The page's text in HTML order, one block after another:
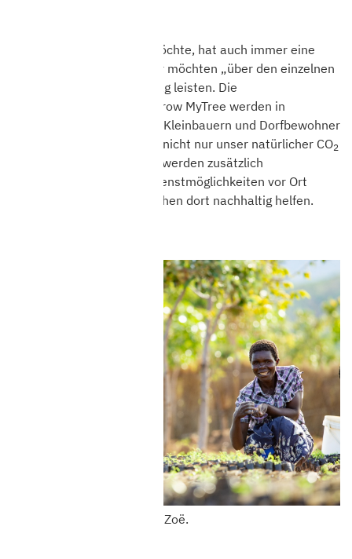
Wer nachhaltig handeln möchte, hat auch immer eine
soziale Verantwortung. Wir möchten „über den einzelnen
Baum hinaus“ einen Beitrag leisten. Die
Baumpflanzprojekte von Grow MyTree werden in
Unterstützung von lokalen Kleinbauern und Dorfbewohner
angepflanzt. Dadurch wird nicht nur unser natürlicher CO2
-Speicher aufgeforstet. Es werden zusätzlich
Beschäftigungs- und Verdienstmöglichkeiten vor Ort
geschaffen, die den Menschen dort nachhaltig helfen.
© Kevin Dalferth, Wells for Zoë.